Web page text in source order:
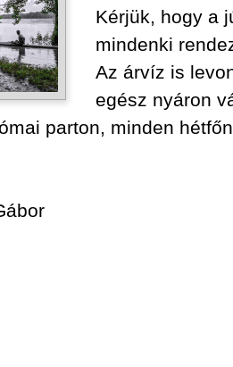
Kérjük, hogy a
mindenki
Az árvíz is
egész nyáron
parton, minden